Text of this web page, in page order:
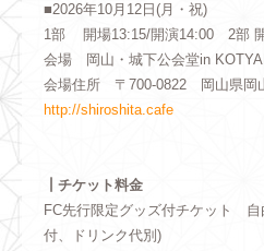
■2026年10月12日(月・祝)
1部 開場13:15/開演14:00 2部
会場 岡山・城下公会堂in
会場住所 〒700-0822 岡山県岡
http://shiroshita.cafe
┃チケット料金
FC先行限定グッズ付チケット 自
付、ドリンク代別)